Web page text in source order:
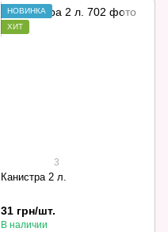
НОВИНКА
ХИТ
3
Канистра 2 л.
31 грн/шт.
В наличии